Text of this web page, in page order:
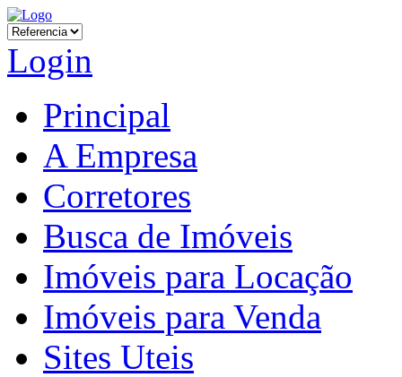
Login
Principal
A Empresa
Corretores
Busca de Imóveis
Imóveis para Locação
Imóveis para Venda
Sites Uteis